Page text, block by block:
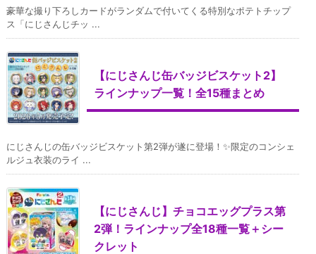
豪華な撮り下ろしカードがランダムで付いてくる特別なポテトチップ
ス「にじさんじチッ ...
【にじさんじ缶バッジビスケット2】
ラインナップ一覧！全15種まとめ
にじさんじの缶バッジビスケット第2弾が遂に登場！✨限定のコンシェ
ルジュ衣装のライ ...
【にじさんじ】チョコエッグプラス第
2弾！ラインナップ全18種一覧＋シー
クレット